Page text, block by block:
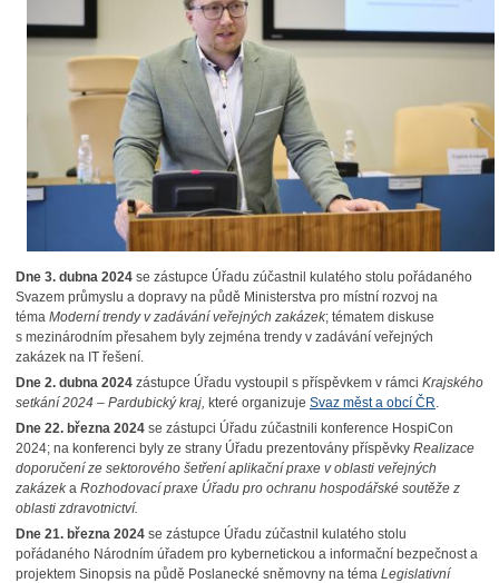
Dne 3. dubna 2024se zástupce Úřadu zúčastnil kulatého stolu pořádaného
Svazem průmyslu a dopravy na půdě Ministerstva pro místní rozvoj na
téma Moderní trendy v zadávání veřejných zakázek; tématem diskuse
s mezinárodním přesahem byly zejména trendy v zadávání veřejných
zakázek na IT řešení.
Dne 2. dubna 2024 zástupce Úřadu vystoupil s příspěvkem v rámci Krajského
setkání 2024 – Pardubický kraj, které organizuje Svaz měst a obcí ČR.
Dne 22. března 2024se zástupci Úřadu zúčastnili konference HospiCon
2024; na konferenci byly ze strany Úřadu prezentovány příspěvky Realizace
doporučení ze sektorového šetření aplikační praxe v oblasti veřejných
zakázeka Rozhodovací praxe Úřadu pro ochranu hospodářské soutěže z
oblasti zdravotnictví.
Dne 21. března 2024se zástupce Úřadu zúčastnil kulatého stolu
pořádaného Národním úřadem pro kybernetickou a informační bezpečnost a
projektem Sinopsis na půdě Poslanecké sněmovny na téma Legislativní